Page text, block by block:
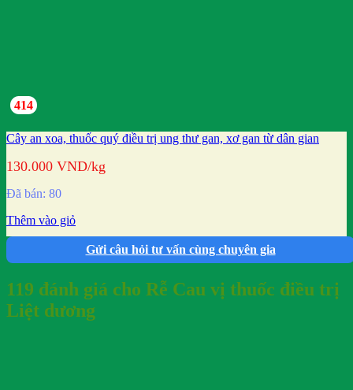
414
Cây an xoa, thuốc quý điều trị ung thư gan, xơ gan từ dân gian
130.000 VND/kg
Đã bán: 80
Thêm vào giỏ
Gửi câu hỏi tư vấn cùng chuyên gia
119 đánh giá cho Rễ Cau vị thuốc điều trị
Liệt dương